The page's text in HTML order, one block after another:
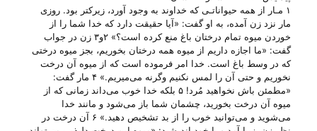
۱ مـار از همه حیواناتـی که خداوند به وجود آورد، زیرکتر بود. روزی
مار نزد زن آمده، به او گفت: «آیا حقیقت دارد که خدا شما را از
خوردن میوه تمام درختان باغ منع کرده است؟» ۲و۳ زن در جواب
گفت: «ما اجازه داریم از میوه همه درختان بخوریم، بجز میوه درختی
که در وسط باغ است. خدا امر فرموده است که از میوه آن درخت
نخوریم و حتی آن را لمس نکنیم وگرنه می‌میریم.» ۴ مار گفت:
«مطمئن باش نخواهید مُرد! ۵ بلکه خدا خوب می‌داند زمانی که از
میوه آن درخت بخورید، چشمان شما باز می‌شود و مانند خدا
می‌شوید و می‌توانید خوب را از بد تشخیص دهید.» ۶ آن درخت در